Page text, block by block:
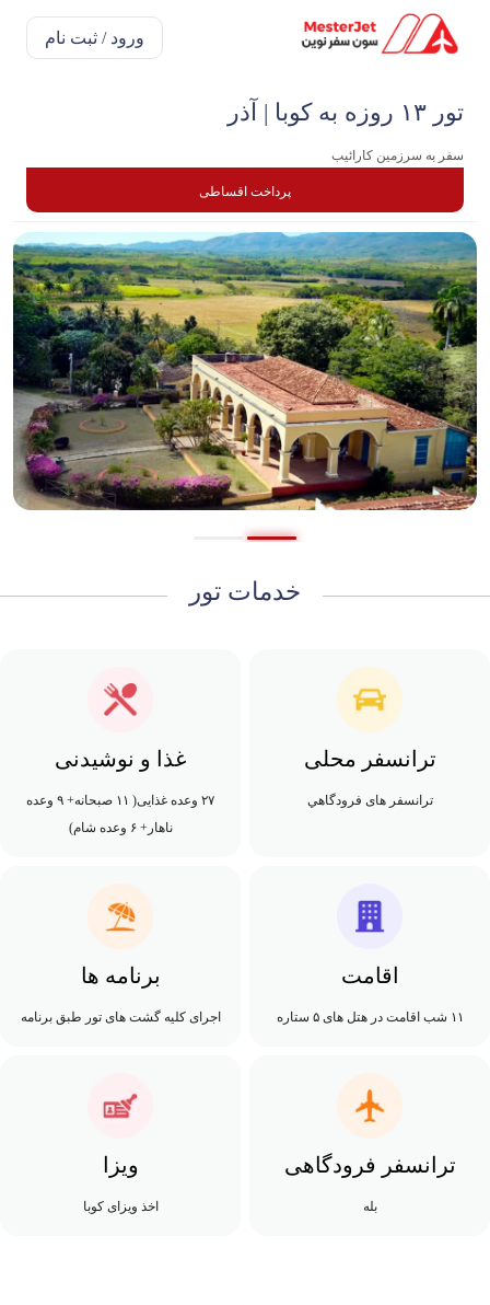
ورود / ثبت نام
تور ۱۳ روزه به کوبا | آذر
سفر به سرزمین کارائیب
پرداخت اقساطی
خدمات تور
ترانسفر محلی
ترانسفر های فرودگاهي
غذا و نوشیدنی
۲۷ وعده غذایی( ۱۱ صبحانه+ ۹ وعده
ناهار+ ۶ وعده شام)
اقامت
۱۱ شب اقامت در هتل های ۵ ستاره
برنامه ها
اجرای کلیه گشت های تور طبق برنامه
ترانسفر فرودگاهی
بله
ویزا
اخذ ویزای کوبا